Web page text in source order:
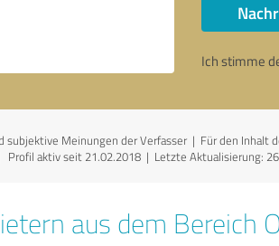
Ich stimme
subjektive Meinungen der Verfasser | Für den Inhalt
aktiv seit 21.02.2018 | Letzte Aktualisierung:
aus dem Bereich